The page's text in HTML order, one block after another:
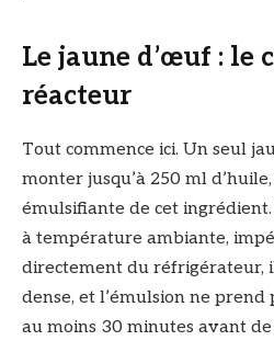
Le jaune d’œuf : le
réacteur
Tout commence ici. Un seul
monter jusqu’à 250 ml
émulsifiante de cet
à température ambiante,
directement du réfrigérateur,
dense, et l’émulsion ne
au moins 30 minutes avant de